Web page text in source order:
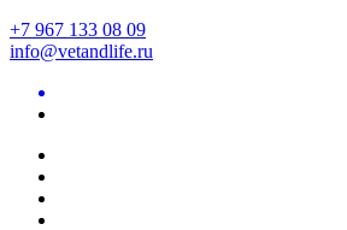
+7 967 133 08 09
info@vetandlife.ru